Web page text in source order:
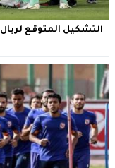
التشكيل المتوقع